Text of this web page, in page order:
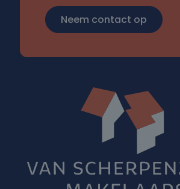
Neem contact op